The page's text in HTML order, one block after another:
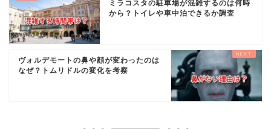
ミラコスタの駐車場が混雑するのは何時
から？トイレや車中泊できるか調査
ヴォルデモートの鼻や顔が変わったのは
なぜ？トムリドルの変化を考察